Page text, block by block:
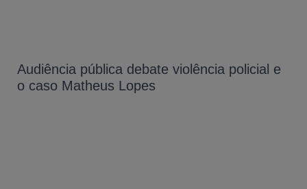
Audiência pública debate violência policial e
o caso Matheus Lopes